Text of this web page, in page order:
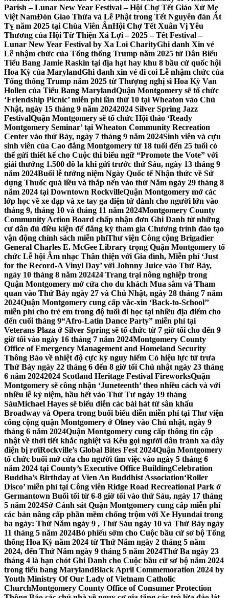
Parish – Lunar New Year Festival – Hội Chợ Tết Giáo Xứ Mẹ
Việt NamĐón Giao Thừa và Lễ Phật trong Tết Nguyên đán Ất
Tỵ năm 2025 tại Chùa Viên ÂnHội Chợ Tết Xuân Vị Yêu
Thương của Hội Từ Thiện Xá Lợi – 2025 – Tết Festival –
Lunar New Year Festival by Xa Loi CharityGhi danh Xin vé
Lễ nhậm chức của Tổng thống Trump năm 2025 từ Dân Biểu
Tiểu Bang Jamie Raskin tại địa hạt hay khu 8 bầu cử quốc hội
Hoa Kỳ của MarylandGhi danh xin vé đi coi Lễ nhậm chức của
Tổng thống Trump năm 2025 từ Thượng nghị sĩ Hoa Kỳ Van
Hollen của Tiểu Bang MarylandQuận Montgomery sẽ tổ chức
‘Friendship Picnic’ miễn phí lần thứ 10 tại Wheaton vào Chủ
Nhật, ngày 15 tháng 9 năm 20242024 Silver Spring Jazz
FestivalQuận Montgomery sẽ tổ chức Hội thảo ‘Ready
Montgomery Seminar’ tại Wheaton Community Recreation
Center vào thứ Bảy, ngày 7 tháng 9 năm 2024Sinh viên và cựu
sinh viên của Cao đẳng Montgomery từ 18 tuổi đến 25 tuổi có
thể gửi thiết kế cho Cuộc thi biểu ngữ “Promote the Vote” với
giải thưởng 1.500 đô la khi gửi trước thứ Sáu, ngày 13 tháng 9
năm 2024Buổi lễ tưởng niệm Ngày Quốc tế Nhận thức về Sử
dụng Thuốc quá liều và thắp nến vào thứ Năm ngày 29 tháng 8
năm 2024 tại Downtown RockvilleQuận Montgomery mở các
lớp học về xe đạp và xe tay ga điện tử dành cho người lớn vào
tháng 9, tháng 10 và tháng 11 năm 2024Montgomery County
Community Action Board chấp nhận đơn Ghi Danh từ những
cư dân đủ điều kiện để đăng ký tham gia Chương trình đào tạo
vận động chính sách miễn phíThư viện Công cộng Brigadier
General Charles E. McGee Library trọng Quận Montgomery tổ
chức Lễ hội Âm nhạc Thân thiện với Gia đình, Miễn phí ‘Just
for the Record-A Vinyl Day’ với Johnny Juice vào Thứ Bảy,
ngày 10 tháng 8 năm 202424 Trang trại nông nghiệp trong
Quận Montgomery mở cửa cho du khách Mua sắm và Tham
quan vào Thứ Bảy ngày 27 và Chủ Nhật, ngày 28 tháng 7 năm
2024Quận Montgomery cung cấp vắc-xin ‘Back-to-School’’
miễn phí cho trẻ em trong độ tuổi đi học tại nhiều địa điểm cho
đến cuối tháng 9“Afro-Latin Dance Party” miễn phí tại
Veterans Plaza ở Silver Spring sẽ tổ chức từ 7 giờ tối cho đến 9
giờ tối vào ngày 16 tháng 7 năm 2024Montgomery County
Office of Emergency Management and Homeland Security
Thông Báo về nhiệt độ cực kỳ nguy hiểm Có hiệu lực từ trưa
Thứ Bảy ngày 22 tháng 6 đến 8 giờ tối Chủ nhật ngày 23 tháng
6 năm 20242024 Scotland Heritage Festival FireworksQuận
Montgomery sẽ công nhận ‘Juneteenth’ theo nhiều cách và với
nhiều lễ kỷ niệm, hầu hết vào Thứ Tư ngày 19 tháng
SáuMichael Hayes sẽ biểu diễn các bài hát từ sân khấu
Broadway và Opera trong buổi biểu diễn miễn phí tại Thư viện
công cộng quận Montgomery ở Olney vào Chủ nhật, ngày 9
tháng 6 năm 2024Quận Montgomery cung cấp thông tin cập
nhật về thời tiết khắc nghiệt và Kêu gọi người dân tránh xa dây
điện bị rơiRockville’s Global Bites Fest 2024Quận Montgomery
tổ chức buổi mở cửa cho người tìm việc vào ngày 5 tháng 6
năm 2024 tại County’s Executive Office BuildingCelebration
Buddha’s Birthday at Vien An Buddhist Association‘Roller
Disco’ miễn phí tại Công viên Ridge Road Recreational Park ở
Germantown Buổi tối từ 6-8 giờ tối vào thứ Sáu, ngày 17 tháng
5 năm 2024Sở Cảnh sát Quận Montgomery cung cấp miễn phí
các bản nâng cấp phần mềm chống trộm với Xe Hyundai trong
ba ngày: Thứ Năm ngày 9 , Thứ Sáu ngày 10 và Thứ Bảy ngày
11 tháng 5 năm 2024Bỏ phiếu sớm cho Cuộc bầu cử sơ bộ Tổng
thống Hoa Kỳ năm 2024 từ Thứ Năm ngày 2 tháng 5 năm
2024, đến Thứ Năm ngày 9 tháng 5 năm 2024Thứ Ba ngày 23
tháng 4 là hạn chót Ghi Danh cho Cuộc bầu cử sơ bộ năm 2024
trong tiểu bang MarylandBlack April Commemoration 2024 by
Youth Ministry Of Our Lady of Vietnam Catholic
ChurchMontgomery County Office of Consumer Protection